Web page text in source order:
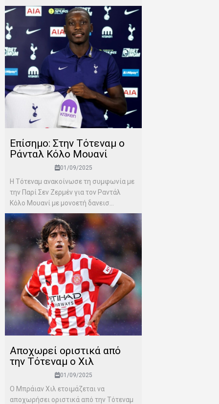
Επίσημο: Στην Τότεναμ ο
Ράνταλ Κόλο Μουανί
01/09/2025
Η Τότεναμ ανακοίνωσε τη συμφωνία με
την Παρί Σεν Ζερμέν για τον Ραντάλ
Κόλο Μουανί με μονοετή δανεισ...
Αποχωρεί οριστικά από
την Τότεναμ ο Χιλ
01/09/2025
Ο Μπράιαν Χιλ ετοιμάζεται να
αποχωρήσει οριστικά από την Τότεναμ